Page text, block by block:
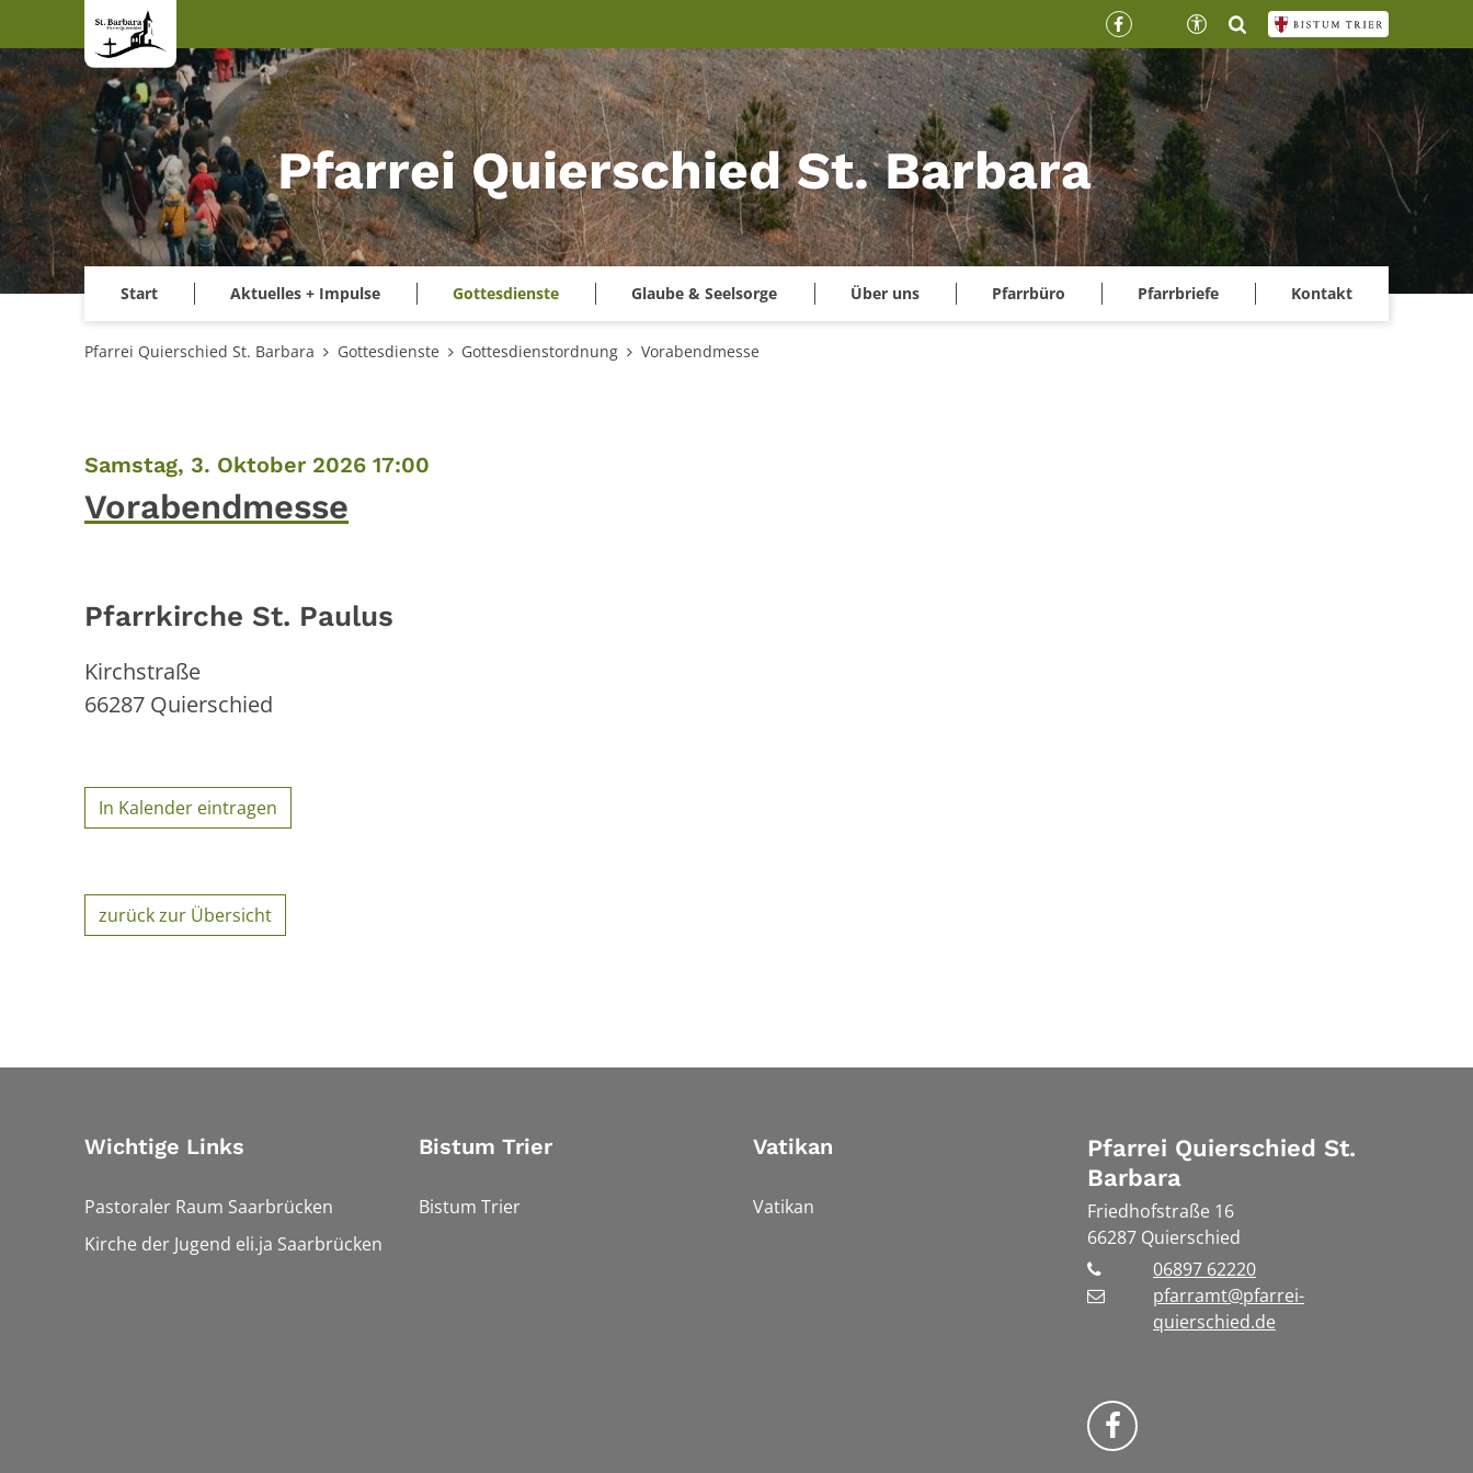
Zum Inhalt springen
Pfarrei Quierschied St. Barbara
Start Aktuelles + Impulse Gottesdienste Glaube & Seelsorge Über uns Pfarrbüro Pfarrbriefe Kontakt
Pfarrei Quierschied St. Barbara Gottesdienste Gottesdienstordnung Vorabendmesse
Samstag, 3. Oktober 2026 17:00
Vorabendmesse
Pfarrkirche St. Paulus
Kirchstraße
66287 Quierschied
In Kalender eintragen
zurück zur Übersicht
Wichtige Links
Pastoraler Raum Saarbrücken
Kirche der Jugend eli.ja Saarbrücken
Bistum Trier
Bistum Trier
Vatikan
Vatikan
Pfarrei Quierschied St.
Barbara
Friedhofstraße 16
66287 Quierschied
06897 62220
pfarramt@pfarrei-
quierschied.de
Bistum Trier auf Facebook